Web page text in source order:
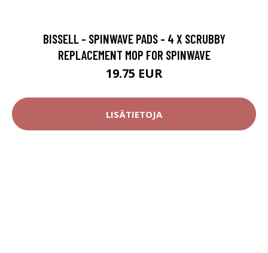
BISSELL - SPINWAVE PADS - 4 X SCRUBBY
REPLACEMENT MOP FOR SPINWAVE
19.75 EUR
LISÄTIETOJA